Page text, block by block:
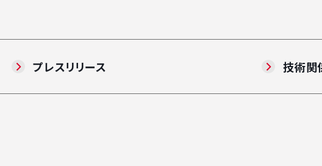
プレスリリース 技術関